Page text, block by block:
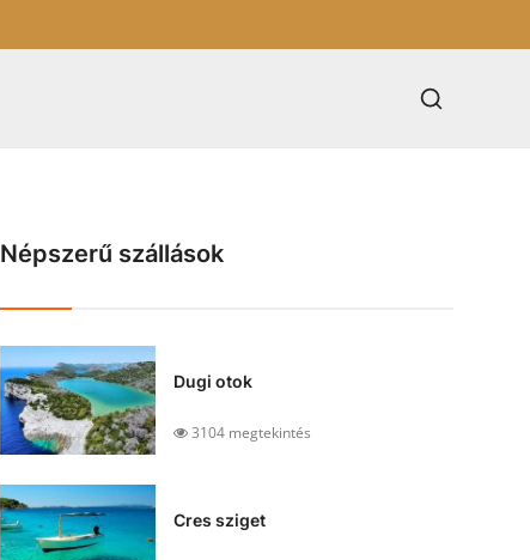
Népszerű szállások
Dugi otok
3104 megtekintés
Cres sziget